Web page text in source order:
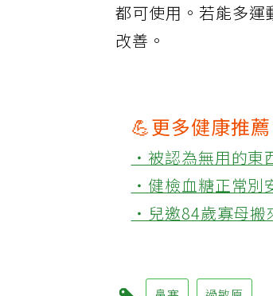
都可使用。若能多
改善。
💪更多健康推薦
‧被認為無用的東
‧健檢血糖正常別
‧兒邀84歲寡母搬